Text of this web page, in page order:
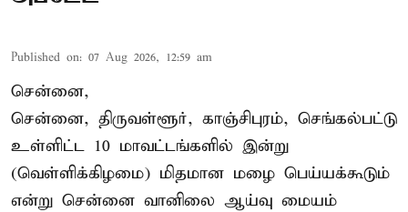
Published on: 07 Aug 2026, 12:59 am
சென்னை,
சென்னை, திருவள்ளூர், காஞ்சிபுரம், செங்கல்பட்டு
உள்ளிட்ட 10 மாவட்டங்களில் இன்று
(வெள்ளிக்கிழமை) மிதமான மழை பெய்யக்கூடும்
என்று சென்னை வானிலை ஆய்வு மையம்